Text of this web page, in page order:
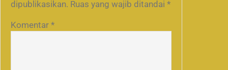
dipublikasikan. Ruas yang wajib ditandai *
Komentar *